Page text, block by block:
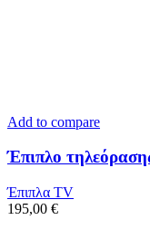
Add to compare
Έπιπλο
Έπιπλα TV
195,00 €